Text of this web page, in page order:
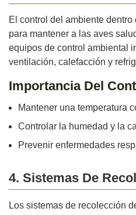
El control del ambiente dentro
para mantener a las aves
equipos de control ambiental
ventilación, calefacción y
Importancia Del
Mantener una temperatura
Controlar la humedad y la
Prevenir enfermedades
4. Sistemas De
Los sistemas de recolección